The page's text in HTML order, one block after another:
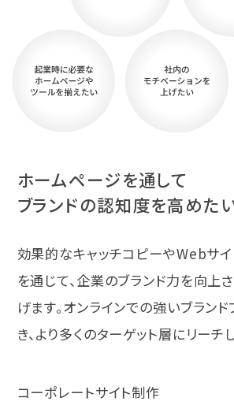
ホームページを通して
ブランドの認知度を高めた
効果的なキャッチコピーやWebサイ
を通じて、企業のブランド力を向上
げます。オンラインでの強いブラン
き、より多くのターゲット層にリーチ
コーポレートサイト制作